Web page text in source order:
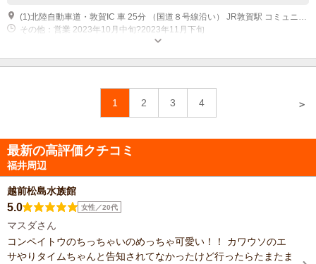
その他：営業 2023年10月中旬?2023年11月下旬
1 2 3 4 ＞
最新の高評価クチコミ
福井周辺
越前松島水族館
5.0 女性／20代
マスダさん
コンペイトウのちっちゃいのめっちゃ可愛い！！ カワウソのエ
サやりタイムちゃんと告知されてなかったけど行ったらたまたま